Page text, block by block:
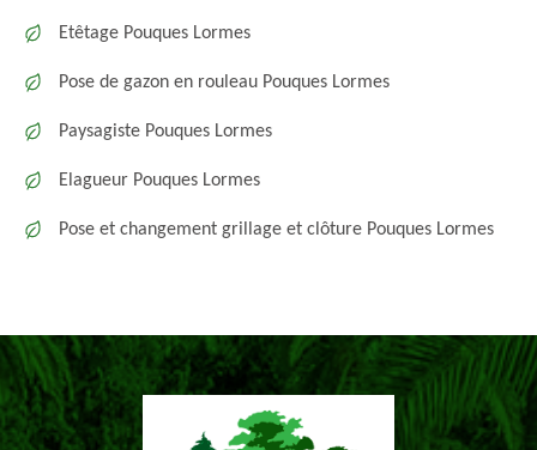
Etêtage Pouques Lormes
Pose de gazon en rouleau Pouques Lormes
Paysagiste Pouques Lormes
Elagueur Pouques Lormes
Pose et changement grillage et clôture Pouques Lormes